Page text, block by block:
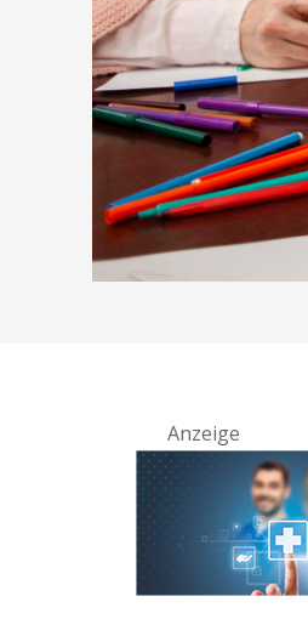
Anzeige